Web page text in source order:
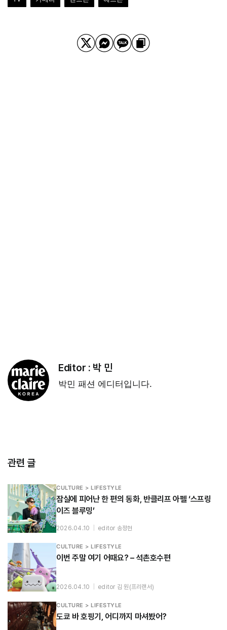
Editor : 박 민
박민 패션 에디터입니다.
관련 글
CULTURE > LIFESTYLE
잠실에 피어난 한 편의 동화, 반클리프 아펠 ‘스프링
이즈 블루밍’
2026.04.10 editor 송정현
CULTURE > LIFESTYLE
이번 주말 여기 어때요? – 석촌호수편
2026.04.10 editor 김 원(프리랜서)
CULTURE > LIFESTYLE
도쿄 바 호핑기, 어디까지 마셔봤어?